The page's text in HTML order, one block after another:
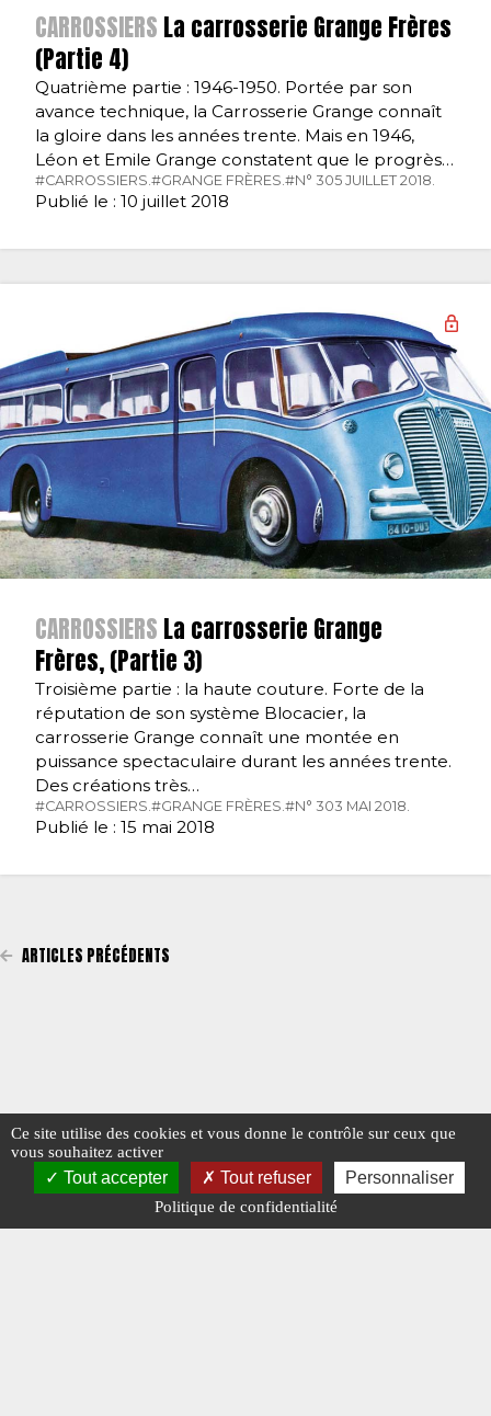
CARROSSIERS La carrosserie Grange Frères
(Partie 4)
Quatrième partie : 1946-1950. Portée par son
avance technique, la Carrosserie Grange connaît
la gloire dans les années trente. Mais en 1946,
Léon et Emile Grange constatent que le progrès…
#CARROSSIERS. #GRANGE FRÈRES. #N° 305 JUILLET 2018.
Publié le : 10 juillet 2018
CARROSSIERS La carrosserie Grange
Frères, (Partie 3)
Troisième partie : la haute couture. Forte de la
réputation de son système Blocacier, la
carrosserie Grange connaît une montée en
puissance spectaculaire durant les années trente.
Des créations très…
#CARROSSIERS. #GRANGE FRÈRES. #N° 303 MAI 2018.
Publié le : 15 mai 2018
ARTICLES PRÉCÉDENTS
Ce site utilise des cookies et vous donne le contrôle sur ceux que
vous souhaitez activer
Tout accepter Tout refuser Personnaliser
Politique de confidentialité